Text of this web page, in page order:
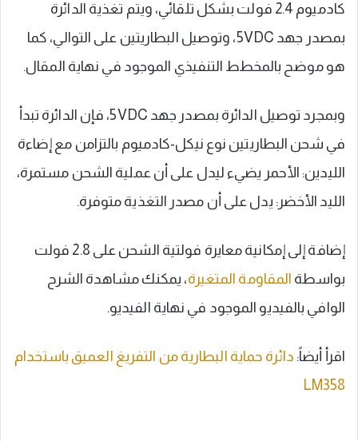
كادميوم 2.4 فولت بشكل تلقائي، ويتم تغذية الدائرة
بمصدر جهد 5VDC، وتوصيل البطاريتين على التوالي، كما
هو موضح بالمخطط التنفيذي الموجود في نهاية المقال.
وبمجرد توصيل الدائرة بمصدر جهد 5VDC، فإن الدائرة تبدأ
في شحن البطاريتين نوع نيكل-كادميوم بالتزامن مع إضاءة
الليدين: الأحمر يضيء ليدل على أن عملية الشحن مستمرة،
الليد الأخضر: يدل على أن مصدر التغذية متوفرة.
إضافة إلى إمكانية معايرة فولتية الشحن على 2.8 فولت
بواسطة المقاومة المتغيرة، يمكنك مشاهدة الشرح
الوافي بالفيديو الموجود في نهاية الفيديو.
اقرأ أيضاً: دائرة حماية البطارية من التفريغ العميق باستخدام
LM358